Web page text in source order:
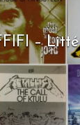
RIFFIFI